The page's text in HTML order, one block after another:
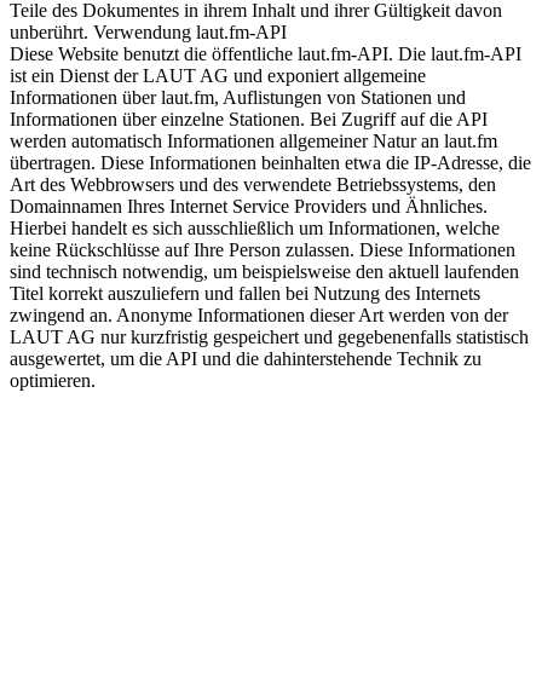
Teile des Dokumentes in ihrem Inhalt und ihrer Gültigkeit davon
unberührt. Verwendung laut.fm-API
Diese Website benutzt die öffentliche laut.fm-API. Die laut.fm-API
ist ein Dienst der LAUT AG und exponiert allgemeine
Informationen über laut.fm, Auflistungen von Stationen und
Informationen über einzelne Stationen. Bei Zugriff auf die API
werden automatisch Informationen allgemeiner Natur an laut.fm
übertragen. Diese Informationen beinhalten etwa die IP-Adresse, die
Art des Webbrowsers und des verwendete Betriebssystems, den
Domainnamen Ihres Internet Service Providers und Ähnliches.
Hierbei handelt es sich ausschließlich um Informationen, welche
keine Rückschlüsse auf Ihre Person zulassen. Diese Informationen
sind technisch notwendig, um beispielsweise den aktuell laufenden
Titel korrekt auszuliefern und fallen bei Nutzung des Internets
zwingend an. Anonyme Informationen dieser Art werden von der
LAUT AG nur kurzfristig gespeichert und gegebenenfalls statistisch
ausgewertet, um die API und die dahinterstehende Technik zu
optimieren.